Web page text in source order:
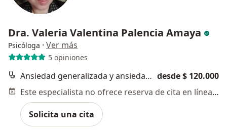
Dra. Valeria Valentina Palencia Amaya
Psicóloga · Ver más
5 opiniones
Ansiedad generalizada y ansiedad competitiva desde $ 120.000
Este especialista no ofrece reserva de cita en línea en esta dirección.
Solicita una cita